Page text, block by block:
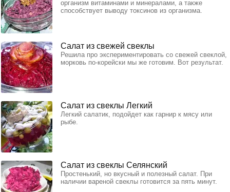
организм витаминами и минералами, а также
способствует выводу токсинов из организма.
Салат из свежей свеклы
Решила про экспериментировать со свежей свеклой,
морковь по-корейски мы же готовим. Вот результат.
Салат из свеклы Легкий
Легкий салатик, подойдет как гарнир к мясу или
рыбе.
Салат из свеклы Селянский
Простенький, но вкусный и полезный салат. При
наличии вареной свеклы готовится за пять минут.